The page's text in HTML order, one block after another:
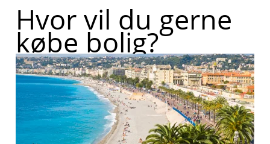
Hvor vil du gerne
købe bolig?